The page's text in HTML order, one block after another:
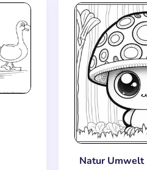
Natur Umwelt